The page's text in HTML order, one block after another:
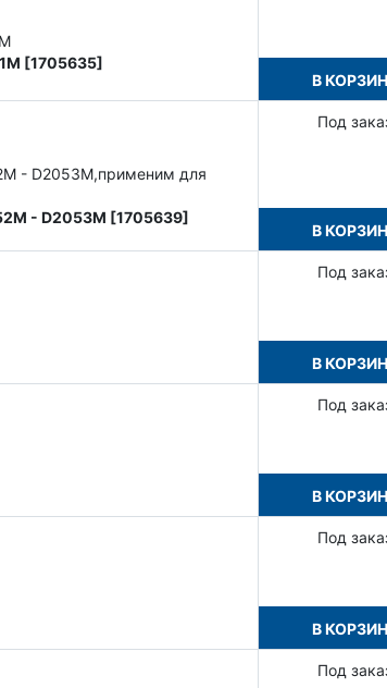
[1705635]
В
- D2053M,применим для
- D2053M [1705639]
Под
В
Под
В
Под
В
Под
В
Под